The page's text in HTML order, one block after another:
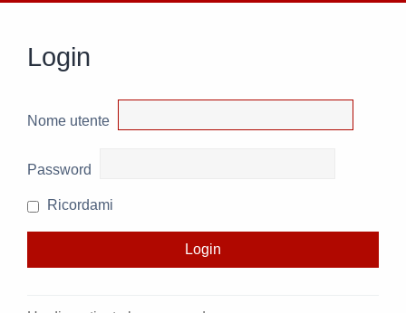
Login
Nome utente
Password
Ricordami